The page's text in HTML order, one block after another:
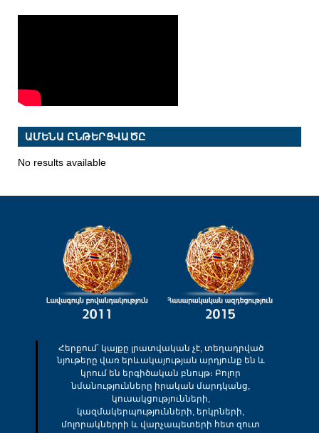
ԱՄԵՆԱ ԸՆԹԵՐՑՎԱԾԸ
No results available
Հերքում՝ կայքը լրատվական չէ, տեղադրված
նյութերը վառ երևակայության արդյունք են և
կրում են երգիծական բնույթ։ Բոլոր
նմանությունները իրական մարդկանց,
կուսակցությունների,
կազմակերպությունների, երկրների,
մոլորակներրի և վարչապետերի հետ զուտ